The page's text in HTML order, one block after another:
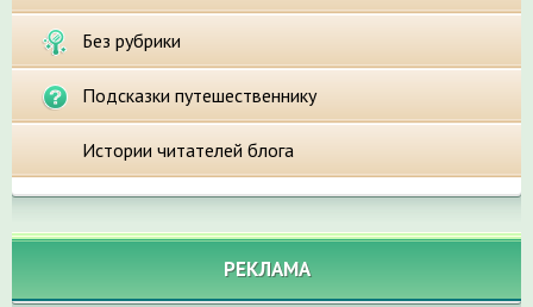
Без рубрики
Подсказки путешественнику
Истории читателей блога
РЕКЛАМА